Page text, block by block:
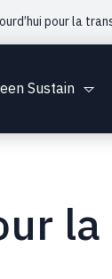
pour la
Sustain
la